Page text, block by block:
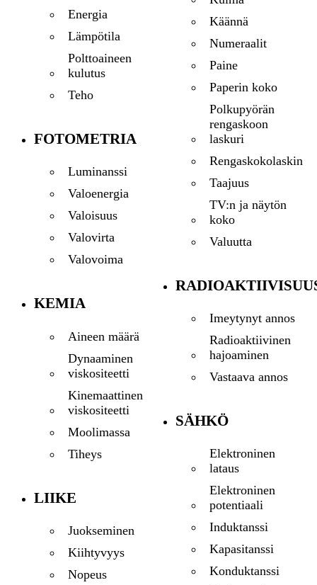
Energia
Lämpötila
Polttoaineen
kulutus
Teho
FOTOMETRIA
Luminanssi
Valoenergia
Valoisuus
Valovirta
Valovoima
KEMIA
Aineen määrä
Dynaaminen
viskositeetti
Kinemaattinen
viskositeetti
Moolimassa
Tiheys
LIIKE
Juokseminen
Kiihtyvyys
Nopeus
Käännä
Numeraalit
Paine
Paperin koko
Polkupyörän
rengaskoon
laskuri
Rengaskokolaskin
Taajuus
TV:n ja näytön
koko
Valuutta
Imeytynyt annos
Radioaktiivinen
hajoaminen
Vastaava annos
SÄHKÖ
Elektroninen
lataus
Elektroninen
potentiaali
Induktanssi
Kapasitanssi
Konduktanssi